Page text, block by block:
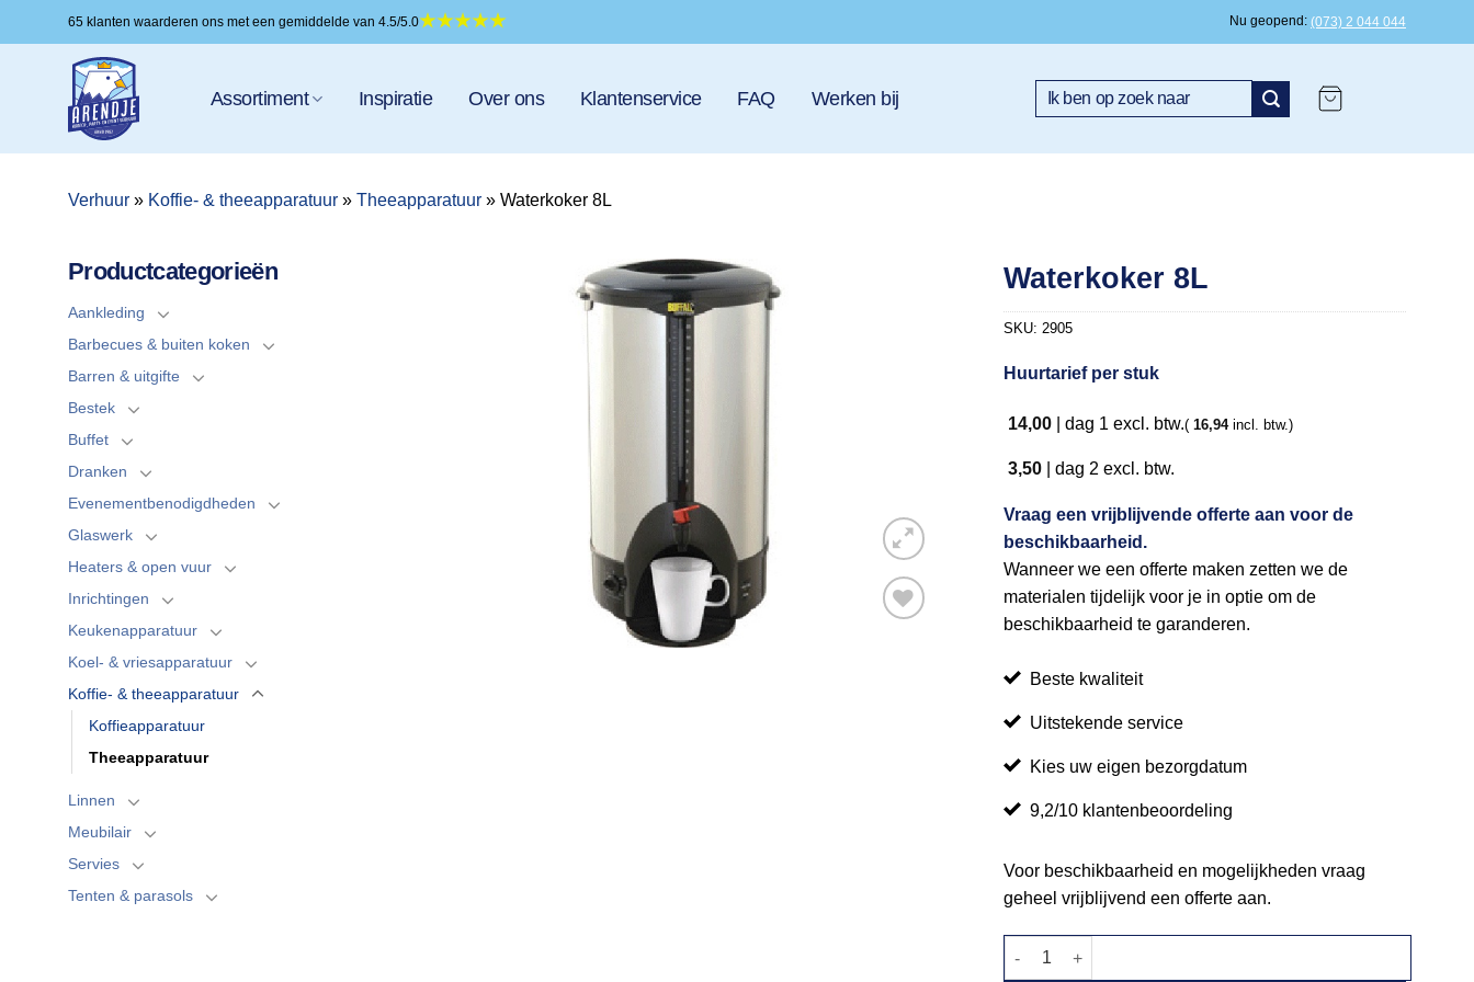
naar
65 klanten waarderen ons met een gemiddelde van 4.5/5.0 Nu geopend (073) 2 044 044
Assortiment Inspiratie Over ons Klantenservice FAQ Werken bij
Search
Verhuur » Koffie- & theeapparatuur » Theeapparatuur » Waterkoker 8L
Productcategorieën
Aankleding
Barbecues & buiten koken
Barren & uitgifte
Bestek
Buffet
Dranken
Evenementbenodigdheden
Glaswerk
Heaters & open vuur
Inrichtingen
Keukenapparatuur
Koel- & vriesapparatuur
Koffie- & theeapparatuur
Koffieapparatuur
Theeapparatuur
Linnen
Meubilair
Servies
Tenten & parasols
Waterkoker 8L
SKU:2905
Huurtarief per stuk
14,00 |dag 1 excl. btw.( 16,94incl. btw.)
3,50 |dag 2 excl. btw.
Vraag een vrijblijvende offerte aan voor de
beschikbaarheid.
Wanneer we een offerte maken zetten we de
materialen tijdelijk voor je in optie om de
beschikbaarheid te garanderen.
Beste kwaliteit
Uitstekende service
Kies uw eigen bezorgdatum
9,2/10 klantenbeoordeling
Voor beschikbaarheid en mogelijkheden vraag
geheel vrijblijvend een offerte aan.
Waterkoker 8L quantity